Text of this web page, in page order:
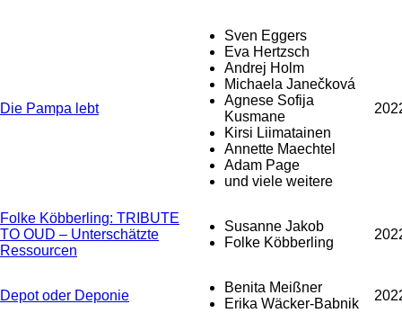
Die Pampa lebt
Sven Eggers
Eva Hertzsch
Andrej Holm
Michaela Janečková
Agnese Sofija
Kusmane
Kirsi Liimatainen
Annette Maechtel
Adam Page
und viele weitere
Folke Köbberling: TRIBUTE
TO OUD – Unterschätzte
Ressourcen
Susanne Jakob
Folke Köbberling
Depot oder Deponie
Benita Meißner
Erika Wäcker-Babnik